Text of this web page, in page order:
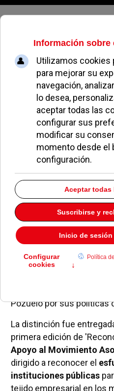
Sábado, 08 de
ASIMPEA
por sus planes
JAVIER BELINCHÓN NOTICIAS DE
La Asociación
Pozuelo por sus políticas
La distinción fue
primera edición de
Apoyo al Movimiento
dirigido a reconocer el
instituciones públicas
tejido empresarial en los